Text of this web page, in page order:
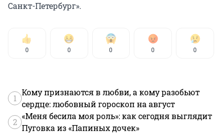
Санкт-Петербург».
0 0 0 0 0
1
Кому признаются в любви, а кому разобьют
сердце: любовный гороскоп на август
2
«Меня бесила моя роль»: как сегодня выглядит
Пуговка из «Папиных дочек»